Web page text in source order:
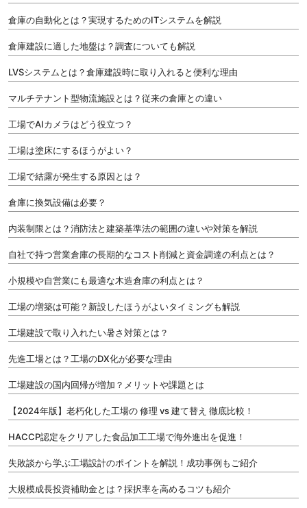
倉庫の自動化とは？実現するためのITシステムを解説
倉庫建設に適した地盤は？調査についても解説
LVSシステムとは？倉庫建設時に取り入れると便利な理由
マルチテナント型物流施設とは？従来の倉庫との違い
工場でAIカメラはどう役立つ？
工場は塗床にするほうがよい？
工場で結露が発生する原因とは？
倉庫に換気設備は必要？
内装制限とは？消防法と建築基準法の範囲の違いや対策を解説
自社で持つ営業倉庫の長期的なコスト削減と資金調達の利点とは？
小規模や自営業にも最適な木造倉庫の利点とは？
工場の増築は可能？新設したほうがよいタイミングも解説
工場建設で取り入れたい暑さ対策とは？
先進工場とは？工場のDX化が必要な理由
工場建設の国内回帰が増加？メリットや課題とは
【2024年版】老朽化した工場の 修理 vs 建て替え 徹底比較！
HACCP認定をクリアした食品加工工場で海外進出を促進！
失敗談から学ぶ工場設計のポイントを解説！成功事例もご紹介
大規模成長投資補助金とは？採択率を高めるコツも紹介